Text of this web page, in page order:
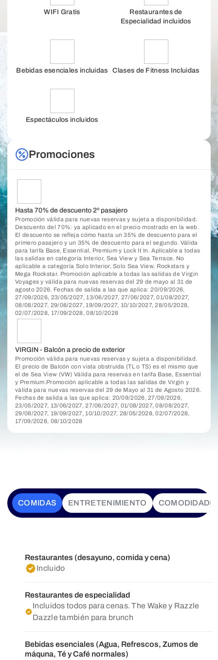
WIFI Gratis
Restaurantes de
Especialidad incluidos
Bebidas esenciales incluidas Clases de Fitness Incluidas
Espectáculos incluidos
Promociones
Hasta 70% de descuento 2º pasajero
Promoción válida para nuevas reservas y sujeta a disponibilidad.
Descuento del 70%: ya aplicado en el precio mostrado en la web.
El descuento se refleja cómo hasta un 35% de descuento para el
primero pasajero y un 35% de descuento para el segundo. Válida
para tarifa Base, Essential, Premium y Lock It In. Aplicable a todas
las salidas en categoría Interior, Sea View y Sea Terrace. No
aplicable a categoría Solo Interior, Solo Sea View, Rockstars y
Mega Rockstar. Promoción aplicable a todas las salidas de Virgin
Voyages y válida para nuevas reservas del 29 de mayo al 31 de
agosto 2026. Fechas de salida a las que aplica: 20/09/2026,
27/09/2026, 23/05/2027, 13/06/2027, 27/06/2027, 01/08/2027,
08/08/2027, 29/08/2027, 19/09/2027, 10/10/2027, 28/05/2028,
02/07/2028, 17/09/2028, 08/10/2028
VIRGIN - Balcón a precio de exterior
Promoción válida para nuevas reservas y sujeta a disponibilidad.
El precio de Balcón con vista obstruida (TL o TS) es el mismo que
el de Sea View (VW) Válida para reservas en tarifa Base, Essential
y Premium.Promoción aplicable a todas las salidas de Virgin y
válida para nuevas reservas del 29 de Mayo al 31 de Agosto 2026.
Fechas de salida a las que aplica: 20/09/2026, 27/09/2026,
23/05/2027, 13/06/2027, 27/06/2027, 01/08/2027, 08/08/2027,
29/08/2027, 19/09/2027, 10/10/2027, 28/05/2028, 02/07/2028,
17/09/2028, 08/10/2028
COMIDAS ENTRETENIMIENTO
Restaurantes (desayuno, comida y cena)
Incluido
Restaurantes de especialidad
Incluidos todos para cenas. The Wake y Razzle
Dazzle también para brunch
Bebidas esenciales (Agua, Refrescos, Zumos de
máquna, Té y Café normales)